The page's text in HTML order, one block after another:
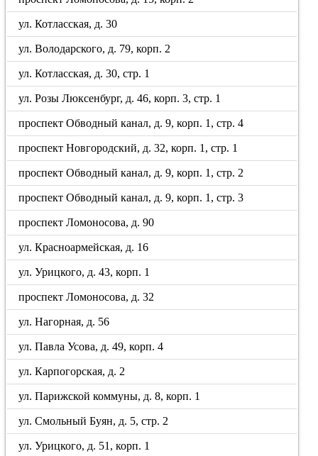
ул. Котласская, д. 30
ул. Володарского, д. 79, корп. 2
ул. Котласская, д. 30, стр. 1
ул. Розы Люксенбург, д. 46, корп. 3, стр. 1
проспект Обводный канал, д. 9, корп. 1, стр. 4
проспект Новгородский, д. 32, корп. 1, стр. 1
проспект Обводный канал, д. 9, корп. 1, стр. 2
проспект Обводный канал, д. 9, корп. 1, стр. 3
проспект Ломоносова, д. 90
ул. Красноармейская, д. 16
ул. Урицкого, д. 43, корп. 1
проспект Ломоносова, д. 32
ул. Нагорная, д. 56
ул. Павла Усова, д. 49, корп. 4
ул. Карпогорская, д. 2
ул. Парижской коммуны, д. 8, корп. 1
ул. Смольный Буян, д. 5, стр. 2
ул. Урицкого, д. 51, корп. 1